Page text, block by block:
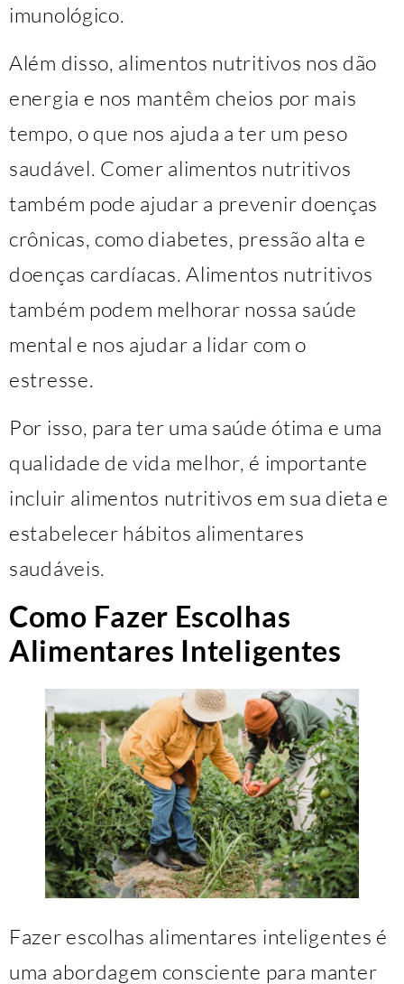
imunológico.
Além disso, alimentos nutritivos nos dão
energia e nos mantêm cheios por mais
tempo, o que nos ajuda a ter um peso
saudável. Comer alimentos nutritivos
também pode ajudar a prevenir doenças
crônicas, como diabetes, pressão alta e
doenças cardíacas. Alimentos nutritivos
também podem melhorar nossa saúde
mental e nos ajudar a lidar com o
estresse.
Por isso, para ter uma saúde ótima e uma
qualidade de vida melhor, é importante
incluir alimentos nutritivos em sua dieta e
estabelecer hábitos alimentares
saudáveis.
Como Fazer Escolhas
Alimentares Inteligentes
Fazer escolhas alimentares inteligentes é
uma abordagem consciente para manter